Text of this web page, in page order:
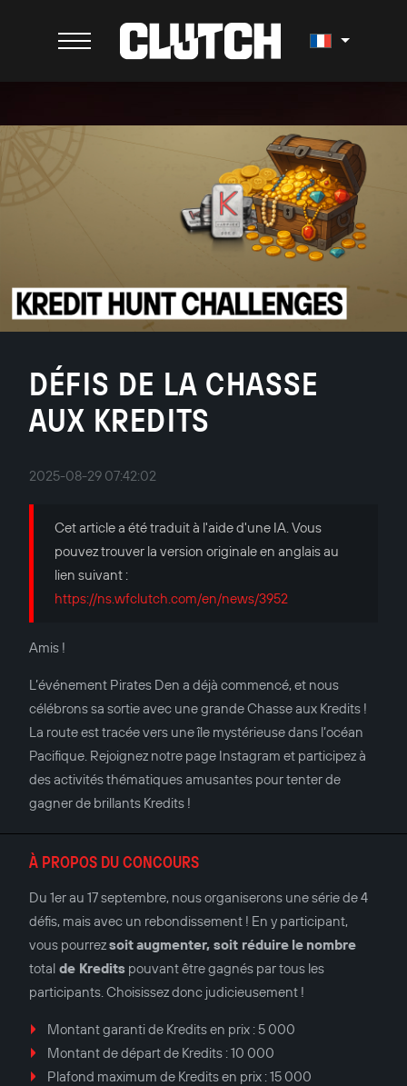
DÉFIS DE LA CHASSE
AUX KREDITS
2025-08-29 07:42:02
Cet article a été traduit à l'aide d'une IA. Vous
pouvez trouver la version originale en anglais au
lien suivant :
https://ns.wfclutch.com/en/news/3952
Amis !
L’événement Pirates Den a déjà commencé, et nous
célébrons sa sortie avec une grande Chasse aux Kredits !
La route est tracée vers une île mystérieuse dans l’océan
Pacifique. Rejoignez notre page Instagram et participez à
des activités thématiques amusantes pour tenter de
gagner de brillants Kredits !
À PROPOS DU CONCOURS
Du 1er au 17 septembre, nous organiserons une série de 4
défis, mais avec un rebondissement ! En y participant,
vous pourrezsoitaugmenter, soit réduire le nombre
total de Kredits pouvant être gagnés par tous les
participants. Choisissez donc judicieusement !
Montant garanti de Kredits en prix : 5 000
Montant de départ de Kredits : 10 000
Plafond maximum de Kredits en prix : 15 000